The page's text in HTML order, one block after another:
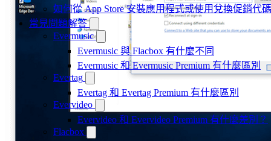
如何從 App Store 安裝應用程式或使用兌換促銷代
常見問題解答
Evermusic
Evermusic 與 Flacbox 有什麼不同
Evermusic 和 Evermusic Premium 有什麼區別
Evertag
Evertag 和 Evertag Premium 有什麼區別
Evervideo
Evervideo 和 Evervideo Premium 有什麼差別？
Flacbox